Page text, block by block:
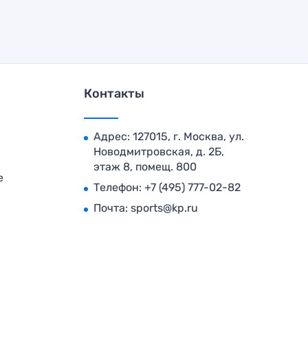
Контакты
Адрес: 127015, г. Москва, ул.
Новодмитровская, д. 2Б,
этаж 8, помещ. 800
Телефон: +7 (495) 777-02-82
Почта: sports@kp.ru